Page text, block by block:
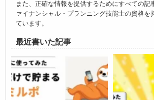
また、正確な情報を提供するためにすべての記
ァイナンシャル・プランニング技能士の資格を
ています。
最近書いた記事